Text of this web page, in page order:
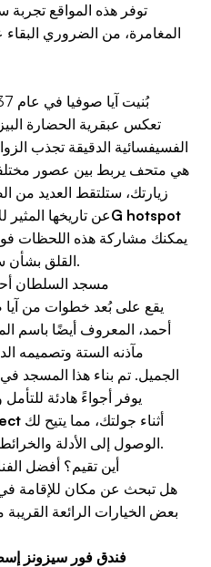
توفر هذه المواقع تجربة
المغامرة، من الضروري البقاء
تعكس عبقرية الحضارة
الفسيفسائية الدقيقة تجذب
هي متحف يربط بين عصور مختلفة
زيارتك، ستلتقط العديد من
عن تاريخها
القلق بشأن سرعة الاتصال أو حدود البيانات.
مسجد السلطان
يقع على بُعد خطوات من
أحمد، المعروف أيضًا باسم
مآذنه الستة وتصميمه
الجميل. تم بناء هذا المسجد
يوفر أجواءً هادئة
الوصول إلى الأدلة والخرائط والمعلومات التاريخية بسهولة.
أين تقيم؟ أفضل
هل تبحث عن مكان للإقامة
بعض الخيارات الرائعة
فندق فور سيزونز